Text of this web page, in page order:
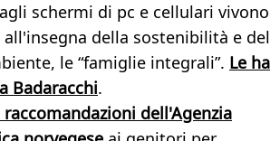
schermi di pc e cellulari vivono
all'insegna della sostenibilità e del
le “famiglie integrali”. Le ha
Badaracchi.
raccomandazioni dell'Agenzia